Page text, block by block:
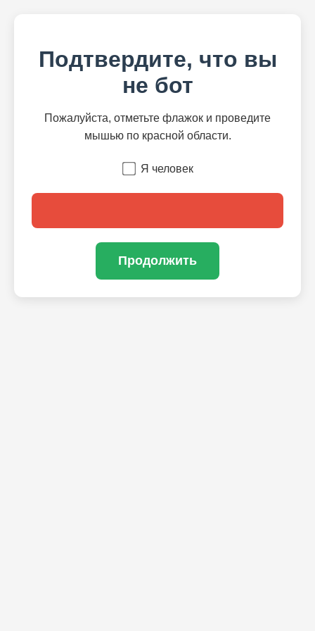
Подтвердите, что вы
не бот
Пожалуйста, отметьте флажок и проведите
мышью по красной области.
Я человек
Продолжить